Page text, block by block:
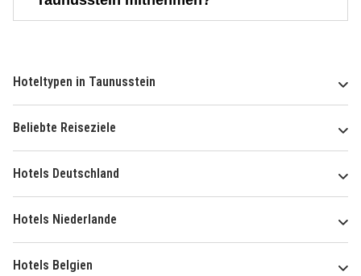
Hoteltypen in Taunusstein
Beliebte Reiseziele
Hotels Deutschland
Hotels Niederlande
Hotels Belgien